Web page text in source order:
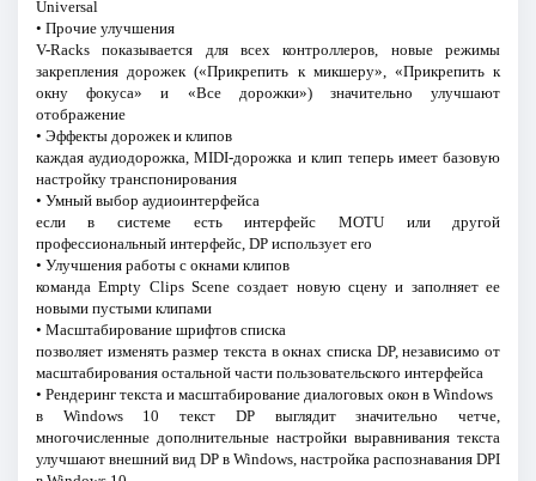
Universal
• Прочие улучшения
V-Racks показывается для всех контроллеров, новые режимы
закрепления дорожек («Прикрепить к микшеру», «Прикрепить к
окну фокуса» и «Все дорожки») значительно улучшают
отображение
• Эффекты дорожек и клипов
каждая аудиодорожка, MIDI-дорожка и клип теперь имеет базовую
настройку транспонирования
• Умный выбор аудиоинтерфейса
если в системе есть интерфейс MOTU или другой
профессиональный интерфейс, DP использует его
• Улучшения работы с окнами клипов
команда Empty Clips Scene создает новую сцену и заполняет ее
новыми пустыми клипами
• Масштабирование шрифтов списка
позволяет изменять размер текста в окнах списка DP, независимо от
масштабирования остальной части пользовательского интерфейса
• Рендеринг текста и масштабирование диалоговых окон в Windows
в Windows 10 текст DP выглядит значительно четче,
многочисленные дополнительные настройки выравнивания текста
улучшают внешний вид DP в Windows, настройка распознавания DPI